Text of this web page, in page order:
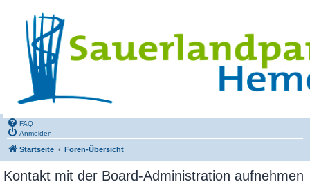
FAQ
Anmelden
Startseite Foren-Übersicht
Kontakt mit der Board-Administration aufnehmen